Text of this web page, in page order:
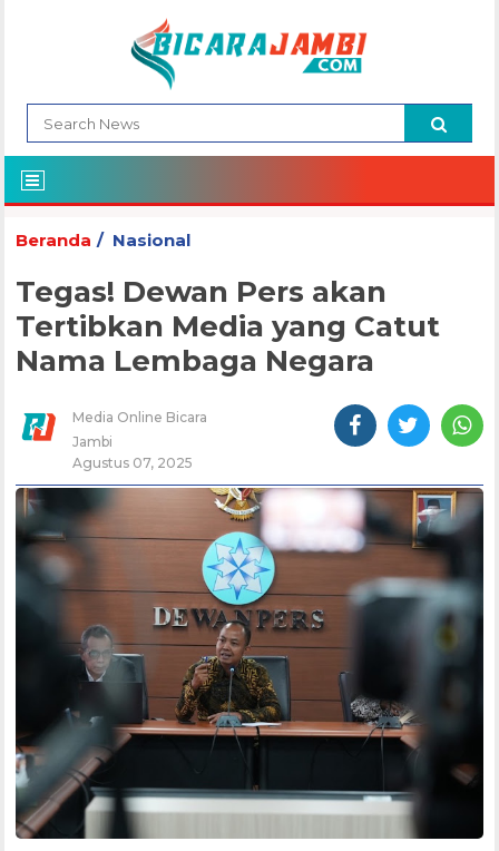
Beranda Nasional
Tegas! Dewan Pers akan
Tertibkan Media yang Catut
Nama Lembaga Negara
Media Online Bicara
Jambi
Agustus 07, 2025